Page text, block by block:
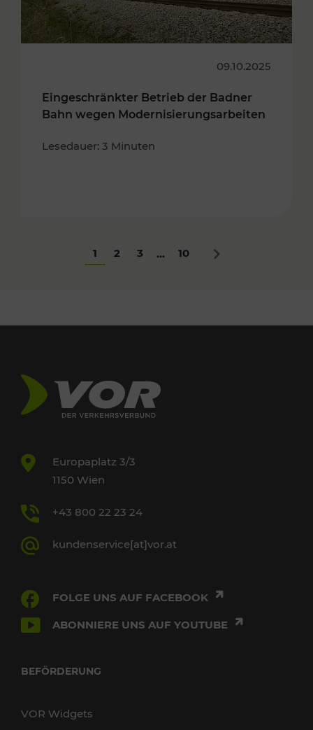
09.10.2025
Eingeschränkter Betrieb der Badner
Bahn wegen Modernisierungsarbeiten
Lesedauer: 3 Minuten
1 2 3 ... 10 Nächstes
Europaplatz 3/3
1150 Wien
+43 800 22 23 24
kundenservice[at]vor.at
FOLGE UNS AUF FACEBOOK
ABONNIERE UNS AUF YOUTUBE
BEFÖRDERUNG
VOR Widgets